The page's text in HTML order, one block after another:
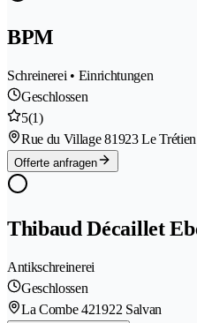
BPM
Schreinerei • Einrichtungen
Geschlossen
5(1)
Rue du Village 81923 Le Trétien
Offerte anfragen
Thibaud Décaillet
Antikschreinerei
Geschlossen
La Combe 421922 Salvan